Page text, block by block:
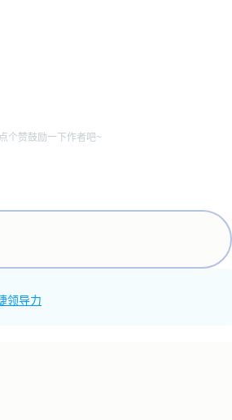
点个赞鼓励一下作者吧~
领导力